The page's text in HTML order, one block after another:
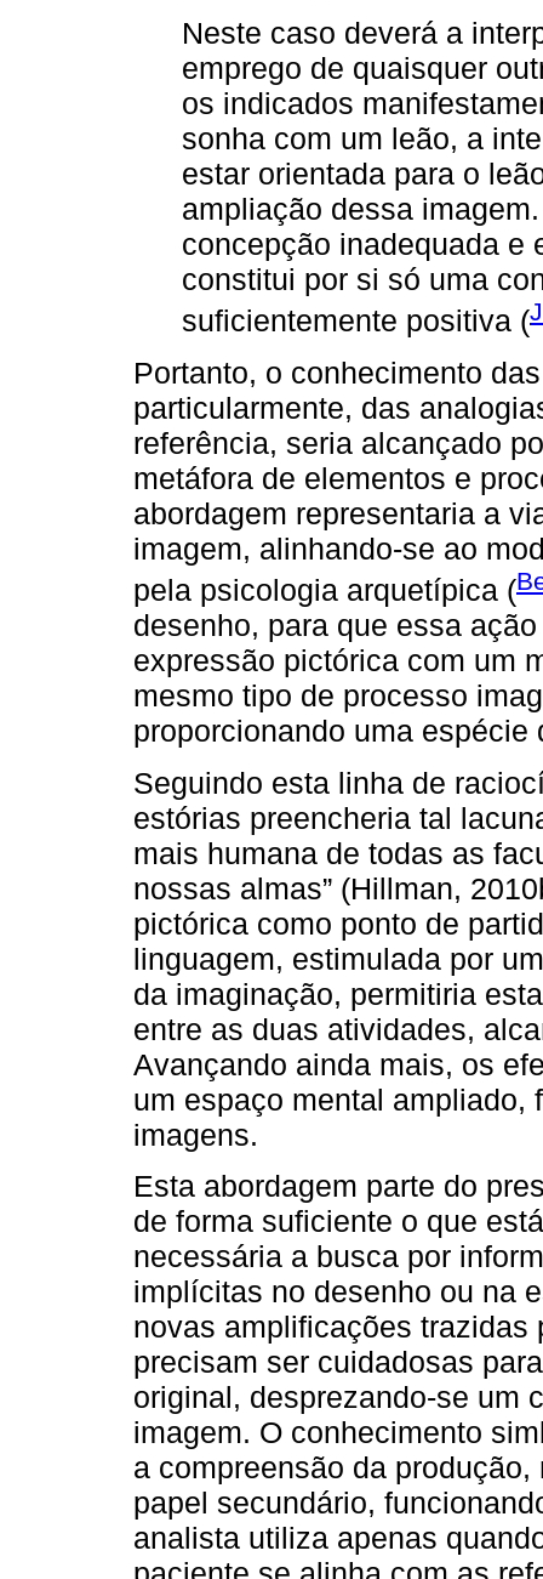
Neste caso deverá a
emprego de quaisquer
os indicados
sonha com um leão, a
estar orientada para o
ampliação dessa
concepção inadequada e
constitui por si só uma
suficientemente positiva (
Portanto, o conhecimento
particularmente, das
referência, seria alcançado
metáfora de elementos e
abordagem representaria a
imagem, alinhando-se ao
pela psicologia arquetípica (
desenho, para que essa
expressão pictórica com um
mesmo tipo de processo
proporcionando uma
Seguindo esta linha de
estórias preencheria tal
mais humana de todas as
nossas almas” (Hillman,
pictórica como ponto de
linguagem, estimulada por
da imaginação, permitiria
entre as duas atividades,
Avançando ainda mais, os
um espaço mental ampliado,
imagens.
Esta abordagem parte do
de forma suficiente o que
necessária a busca por
implícitas no desenho ou na
novas amplificações
precisam ser cuidadosas
original, desprezando-se um
imagem. O conhecimento
a compreensão da
papel secundário,
analista utiliza apenas